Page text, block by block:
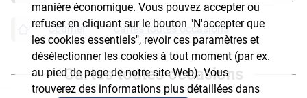
manière économique. Vous pouvez accepter ou
refuser en cliquant sur le bouton "N'accepter que
les cookies essentiels", revoir ces paramètres et
désélectionner les cookies à tout moment (par ex.
au pied de page de notre site Web). Vous
trouverez des informations plus détaillées dans
Courrier Cartes toutes occasions
Cartes toutes occasions